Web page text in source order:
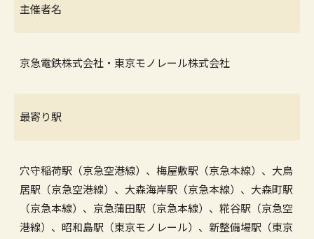
主催者名
京急電鉄株式会社・東京モノレール株式会社
最寄り駅
穴守稲荷駅（京急空港線）、梅屋敷駅（京急本線）、大鳥
居駅（京急空港線）、大森海岸駅（京急本線）、大森町駅
（京急本線）、京急蒲田駅（京急本線）、糀谷駅（京急空
港線）、昭和島駅（東京モノレール）、新整備場駅（東京